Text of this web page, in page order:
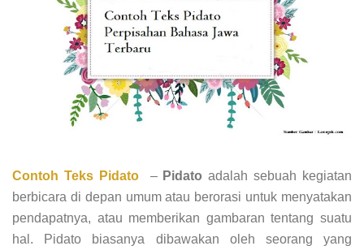
Contoh Teks Pidato – Pidato adalah sebuah kegiatan
berbicara di depan umum atau berorasi untuk menyatakan
pendapatnya, atau memberikan gambaran tentang suatu
hal. Pidato biasanya dibawakan oleh seorang yang